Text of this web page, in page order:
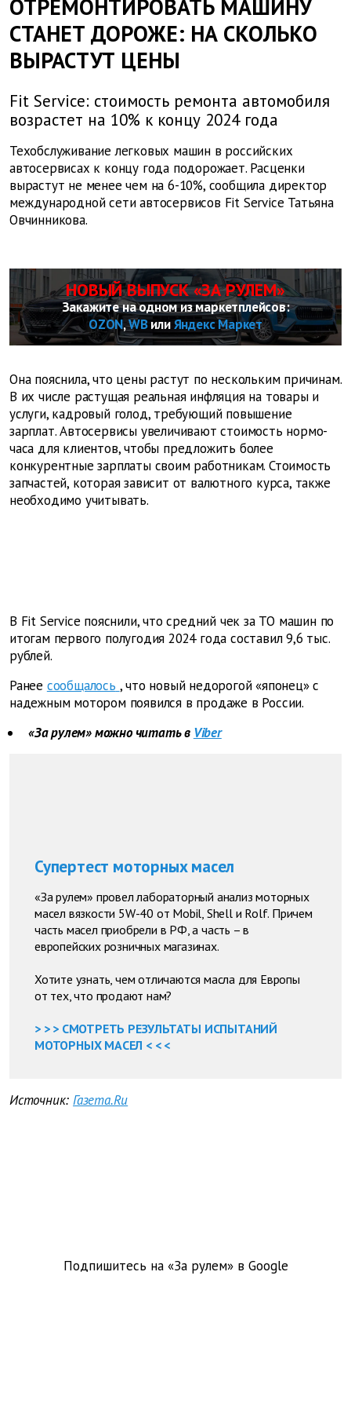
ОТРЕМОНТИРОВАТЬ МАШИНУ
СТАНЕТ ДОРОЖЕ: НА СКОЛЬКО
ВЫРАСТУТ ЦЕНЫ
Fit Service: стоимость ремонта автомобиля
возрастет на 10% к концу 2024 года
Техобслуживание легковых машин в российских
автосервисах к концу года подорожает. Расценки
вырастут не менее чем на 6-10%, сообщила директор
международной сети автосервисов Fit Service Татьяна
Овчинникова.
НОВЫЙ ВЫПУСК «ЗА РУЛЕМ»
Закажите на одном из маркетплейсов:
OZON,WBилиЯндекс Маркет
Она пояснила, что цены растут по нескольким причинам.
В их числе растущая реальная инфляция на товары и
услуги, кадровый голод, требующий повышение
зарплат. Автосервисы увеличивают стоимость нормо-
часа для клиентов, чтобы предложить более
конкурентные зарплаты своим работникам. Стоимость
запчастей, которая зависит от валютного курса, также
необходимо учитывать.
В Fit Service пояснили, что средний чек за ТО машин по
итогам первого полугодия 2024 года составил 9,6 тыс.
рублей.
Ранее сообщалось , что новый недорогой «японец» с
надежным мотором появился в продаже в России.
«За рулем» можно читать в Viber
Супертест моторных масел
«За рулем» провел лабораторный анализ моторных
масел вязкости 5W-40 от Mobil, Shell и Rolf. Причем
часть масел приобрели в РФ, а часть – в
европейских розничных магазинах.
Хотите узнать, чем отличаются масла для Европы
от тех, что продают нам?
> > > СМОТРЕТЬ РЕЗУЛЬТАТЫ ИСПЫТАНИЙ
МОТОРНЫХ МАСЕЛ < < <
Источник: Газета.Ru
Подпишитесь на «За рулем» в Google